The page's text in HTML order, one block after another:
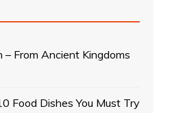
From Ancient Kingdoms
Food Dishes You Must Try